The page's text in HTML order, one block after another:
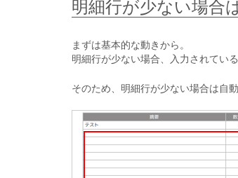
明細行が少ない場合
まずは基本的な動きから。
明細行が少ない場合、入力されてい
そのため、明細行が少ない場合は自